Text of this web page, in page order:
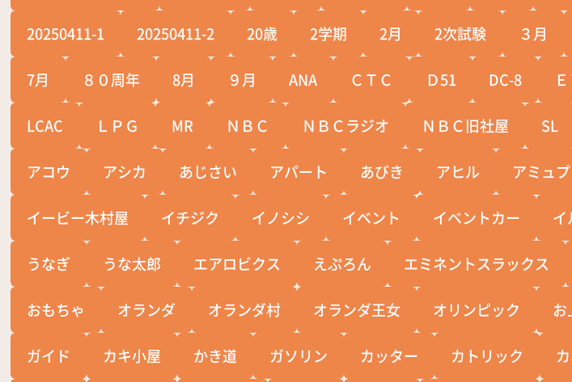
20250411-1 20250411-2 20歳 2学期 2月 2次試験 ３月
7月 ８０周年 8月 ９月 ANA ＣＴＣ Ｄ51 DC-8
LCAC ＬＰＧ MR ＮＢＣ ＮＢＣラジオ ＮＢＣ旧社屋 SL
アコウ アシカ あじさい アパート あびき アヒル アミュ
イービー木村屋 イチジク イノシシ イベント イベントカー イ
うなぎ うな太郎 エアロビクス えぷろん エミネントスラックス
おもちゃ オランダ オランダ村 オランダ王女 オリンピック お
ガイド カキ小屋 かき道 ガソリン カッター カトリック